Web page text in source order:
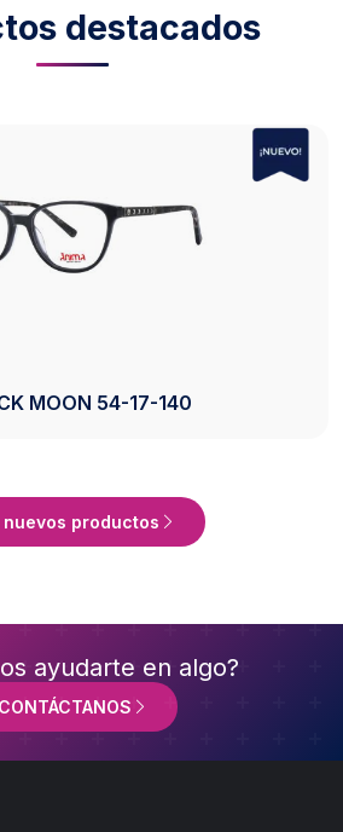
destacados
AXESS 2742 BLACK 50-20-140
nuevos productos
ayudarte en algo?
CONTÁCTANOS